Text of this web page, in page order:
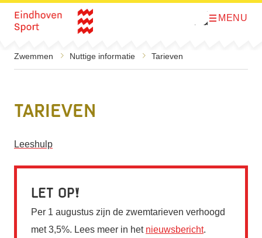
Direct naar de inhoud
O
n
MENU
Zwemmen Nuttige informatie Tarieven
Tarieven
Leeshulp
Let op
Per 1 augustus zijn de zwemtarieven verhoogd
met 3,5%. Lees meer in het nieuwsbericht.